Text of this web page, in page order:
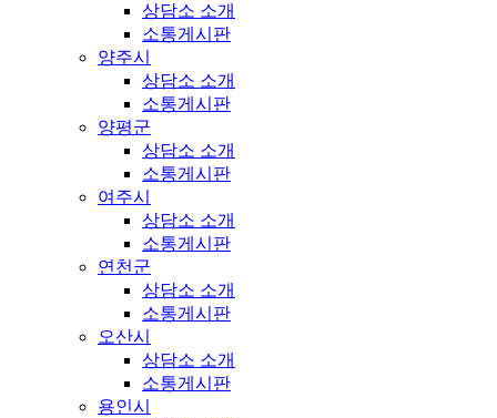
상담소 소개
소통게시판
양주시
상담소 소개
소통게시판
양평군
상담소 소개
소통게시판
여주시
상담소 소개
소통게시판
연천군
상담소 소개
소통게시판
오산시
상담소 소개
소통게시판
용인시